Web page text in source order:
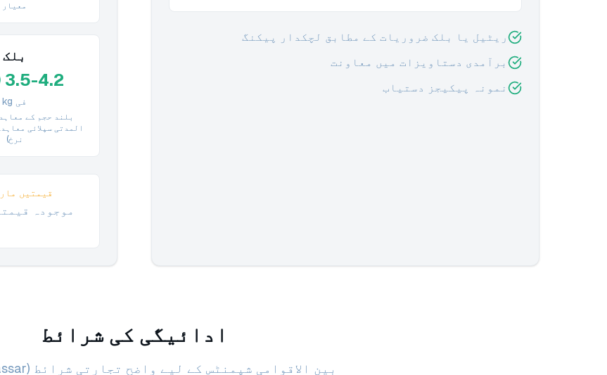
ریٹیل یا بلک ضروریات کے مطابق لچکدار پیکنگ
برآمدی دستاویزات میں معاونت
نمونہ پیکیجز دستیاب
معیار
بلک
3.5-4.2
فی kg
بلند حجم کے
المدتی سپلائی
نرخ)
قیمتیں
موجودہ
ادائیگی کی شرائط
بین الاقوامی شپمنٹس کے لیے واضح تجارتی شرائط (FOB Makassar).